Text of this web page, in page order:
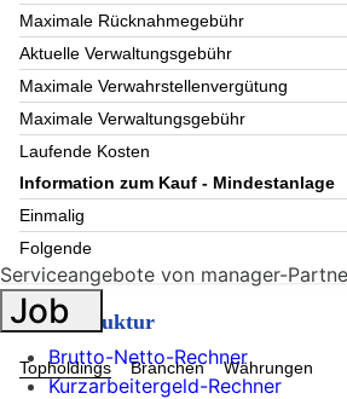
Maximale Rücknahmegebühr
Aktuelle Verwaltungsgebühr
Maximale Verwahrstellenvergütung
Maximale Verwaltungsgebühr
Laufende Kosten
Information zum Kauf - Mindestanlage
Einmalig
Folgende
Fondsstruktur
Topholdings Branchen Währungen
Serviceangebote von manager-
Job
Brutto-Netto-Rechner
Kurzarbeitergeld-Rechner